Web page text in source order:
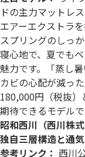
ドの主力マットレ
エアーエクストラ
スプリングのしっ
寝心地で、夏でも
魅力です。「蒸し
カビの心配が減っ
180,000円（税抜
期待できるモデルで
昭和西川（西川株
独自三層構造と通
参考リンク： 西川